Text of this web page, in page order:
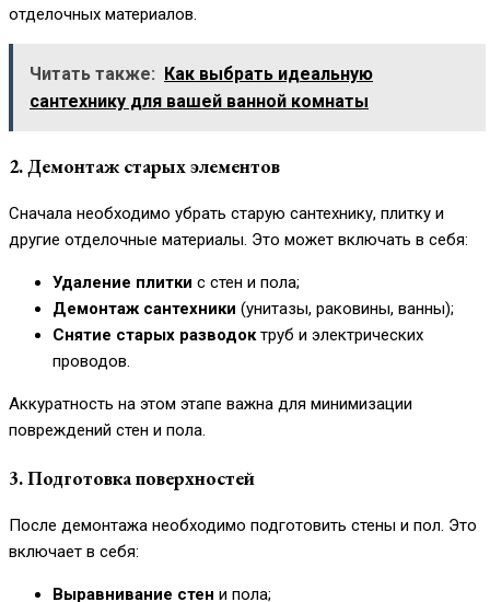
отделочных материалов.
Читать также:
Как выбрать идеальную
сантехнику для вашей ванной комнаты
2. Демонтаж старых элементов
Сначала необходимо убрать старую сантехнику, плитку и
другие отделочные материалы. Это может включать в себя:
Удаление плитки с стен и пола;
Демонтаж сантехники (унитазы, раковины, ванны);
Снятие старых разводоктруб и электрических
проводов.
Аккуратность на этом этапе важна для минимизации
повреждений стен и пола.
3. Подготовка поверхностей
После демонтажа необходимо подготовить стены и пол. Это
включает в себя:
Выравнивание стен и пола;